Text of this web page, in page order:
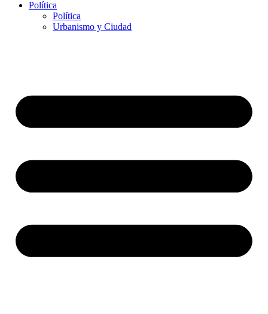
Política
Política
Urbanismo y Ciudad